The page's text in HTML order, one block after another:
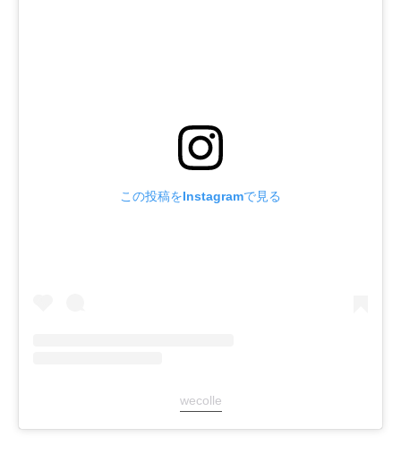
この投稿をInstagramで見る
wecolle